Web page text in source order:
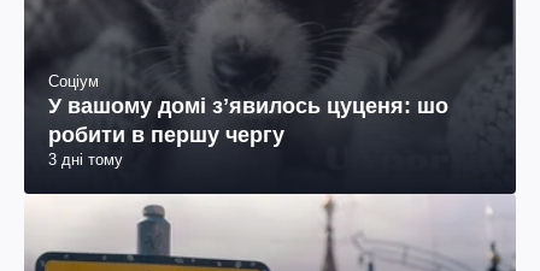
Соціум
У вашому домі зʼявилось цуценя: шо
робити в першу чергу
3 дні тому